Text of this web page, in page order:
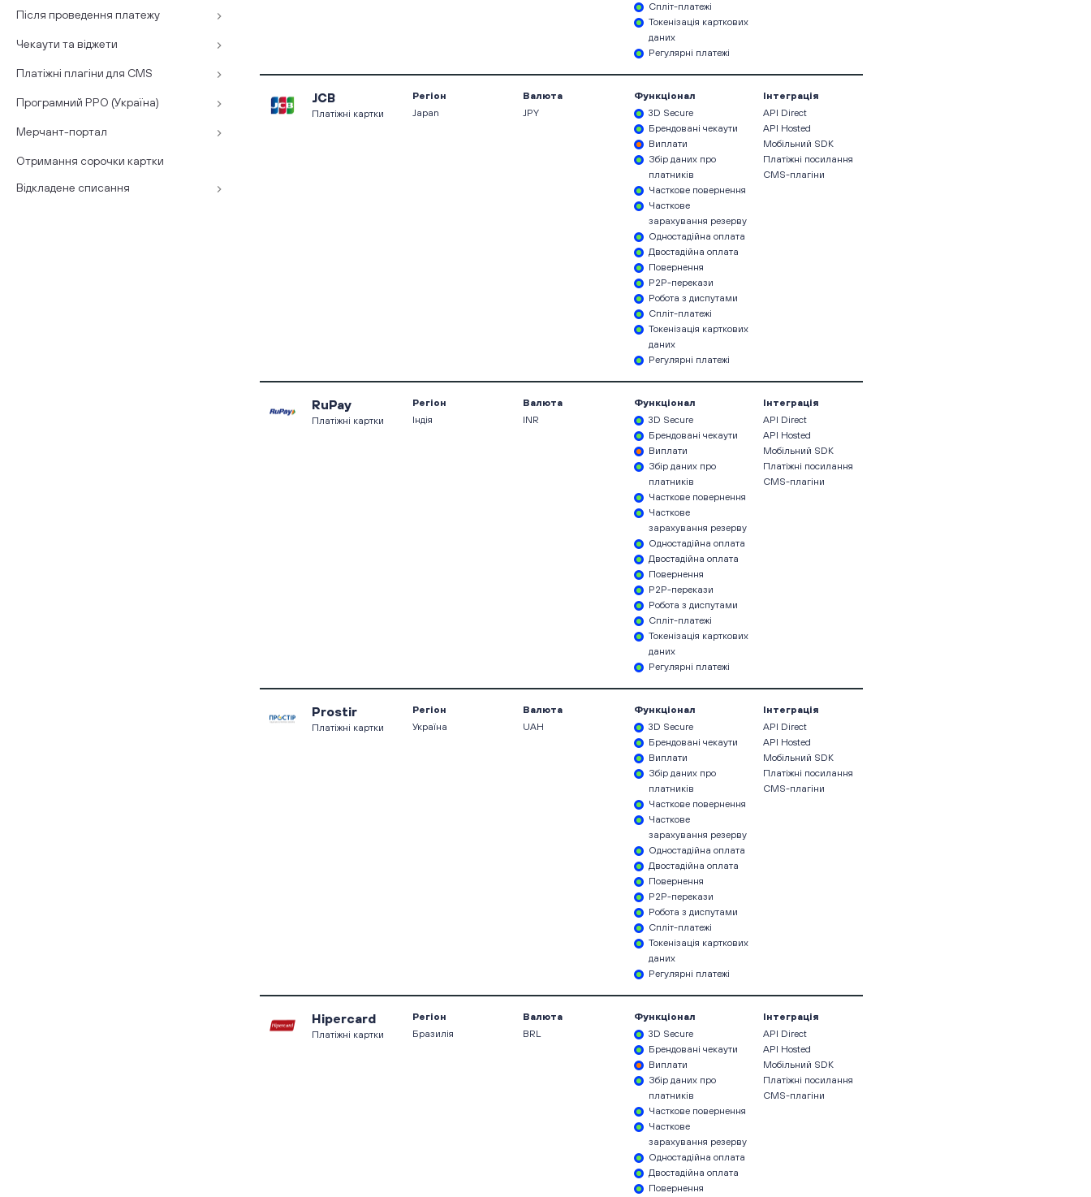
Після проведення платежу
Чекаути та віджети
Платіжні плагіни для CMS
Програмний РРО (Україна)
Мерчант-портал
Отримання сорочки картки
Відкладене списання
Спліт-платежі
Токенізація карткових
даних
Регулярні платежі
JCB
Платіжні картки
Регіон
Japan
Валюта
JPY
Функціонал
3D Secure
Брендовані чекаути
Виплати
Збір даних про
платників
Часткове повернення
Часткове
зарахування резерву
Одностадійна оплата
Двостадійна оплата
Повернення
P2P-перекази
Робота з диспутами
Спліт-платежі
Токенізація карткових
даних
Регулярні платежі
Інтеграція
API Direct
API Hosted
Мобільний SDK
Платіжні посилання
CMS-плагіни
RuPay
Платіжні картки
Регіон
Індія
Валюта
INR
Функціонал
3D Secure
Брендовані чекаути
Виплати
Збір даних про
платників
Часткове повернення
Часткове
зарахування резерву
Одностадійна оплата
Двостадійна оплата
Повернення
P2P-перекази
Робота з диспутами
Спліт-платежі
Токенізація карткових
даних
Регулярні платежі
Інтеграція
API Direct
API Hosted
Мобільний SDK
Платіжні посилання
CMS-плагіни
Prostir
Платіжні картки
Регіон
Україна
Валюта
UAH
Функціонал
3D Secure
Брендовані чекаути
Виплати
Збір даних про
платників
Часткове повернення
Часткове
зарахування резерву
Одностадійна оплата
Двостадійна оплата
Повернення
P2P-перекази
Робота з диспутами
Спліт-платежі
Токенізація карткових
даних
Регулярні платежі
Інтеграція
API Direct
API Hosted
Мобільний SDK
Платіжні посилання
CMS-плагіни
Hipercard
Платіжні картки
Регіон
Бразилія
Валюта
BRL
Функціонал
3D Secure
Брендовані чекаути
Виплати
Збір даних про
платників
Часткове повернення
Часткове
зарахування резерву
Одностадійна оплата
Двостадійна оплата
Повернення
Інтеграція
API Direct
API Hosted
Мобільний SDK
Платіжні посилання
CMS-плагіни